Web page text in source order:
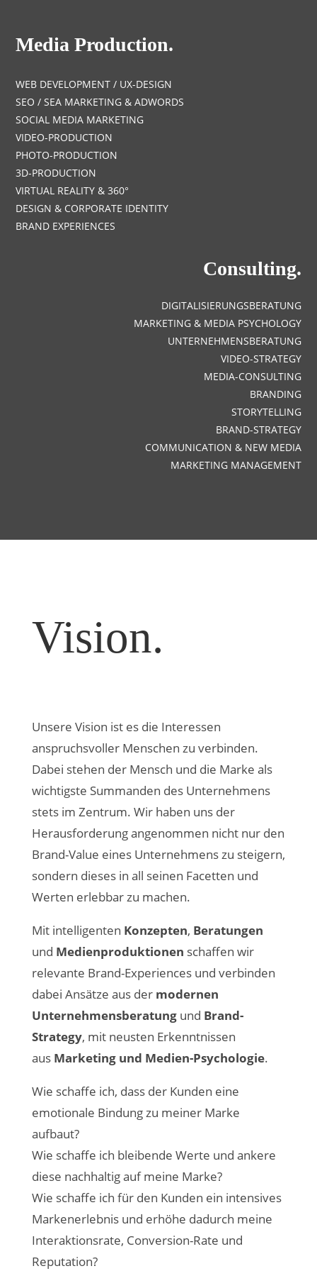
Media Production.
WEB DEVELOPMENT / UX-DESIGN
SEO / SEA MARKETING & ADWORDS
SOCIAL MEDIA MARKETING
VIDEO-PRODUCTION
PHOTO-PRODUCTION
3D-PRODUCTION
VIRTUAL REALITY & 360°
DESIGN & CORPORATE IDENTITY
BRAND EXPERIENCES
Consulting.
DIGITALISIERUNGSBERATUNG
MARKETING & MEDIA PSYCHOLOGY
UNTERNEHMENSBERATUNG
VIDEO-STRATEGY
MEDIA-CONSULTING
BRANDING
STORYTELLING
BRAND-STRATEGY
COMMUNICATION & NEW MEDIA
MARKETING MANAGEMENT
Vision.
Unsere Vision ist es die Interessen
anspruchsvoller Menschen zu verbinden.
Dabei stehen der Mensch und die Marke als
wichtigste Summanden des Unternehmens
stets im Zentrum. Wir haben uns der
Herausforderung angenommen nicht nur den
Brand-Value eines Unternehmens zu steigern,
sondern dieses in all seinen Facetten und
Werten erlebbar zu machen.
Mit intelligenten Konzepten, Beratungen
und Medienproduktionen schaffen wir
relevante Brand-Experiences und verbinden
dabei Ansätze aus der modernen
Unternehmensberatungund Brand-
Strategy, mit neusten Erkenntnissen
aus Marketing und Medien-Psychologie.
Wie schaffe ich, dass der Kunden eine
emotionale Bindung zu meiner Marke
aufbaut?
Wie schaffe ich bleibende Werte und ankere
diese nachhaltig auf meine Marke?
Wie schaffe ich für den Kunden ein intensives
Markenerlebnis und erhöhe dadurch meine
Interaktionsrate, Conversion-Rate und
Reputation?